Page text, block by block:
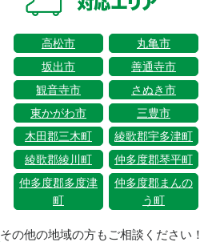
高松市
丸亀市
坂出市
善通寺市
観音寺市
さぬき市
東かがわ市
三豊市
木田郡三木町
綾歌郡宇多津町
綾歌郡綾川町
仲多度郡琴平町
仲多度郡多度津
町
仲多度郡まんの
う町
その他の地域の方もご相談ください！